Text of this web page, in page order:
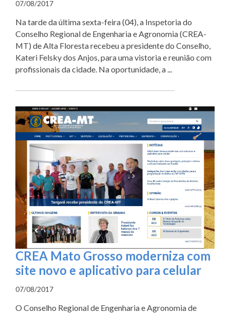
07/08/2017
Na tarde da última sexta-feira (04), a Inspetoria do
Conselho Regional de Engenharia e Agronomia (CREA-
MT) de Alta Floresta recebeu a presidente do Conselho,
Kateri Felsky dos Anjos, para uma vistoria e reunião com
profissionais da cidade. Na oportunidade, a ...
CREA Mato Grosso moderniza com
site novo e aplicativo para celular
07/08/2017
O Conselho Regional de Engenharia e Agronomia de